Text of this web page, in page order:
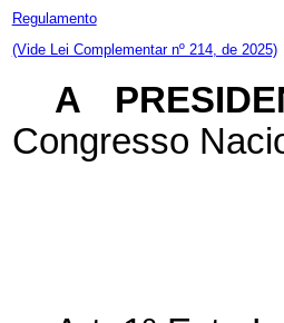
Regulamento
(Vide Lei Complementar nº 214, de 2025)
A
Congresso